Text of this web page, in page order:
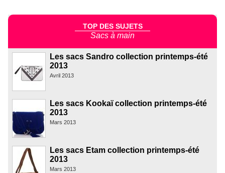
TOP DES SUJETS
Sacs à main
Les sacs Sandro collection printemps-été
2013
Avril 2013
Les sacs Kookaï collection printemps-été
2013
Mars 2013
Les sacs Etam collection printemps-été
2013
Mars 2013